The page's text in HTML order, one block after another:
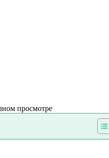
просмотре